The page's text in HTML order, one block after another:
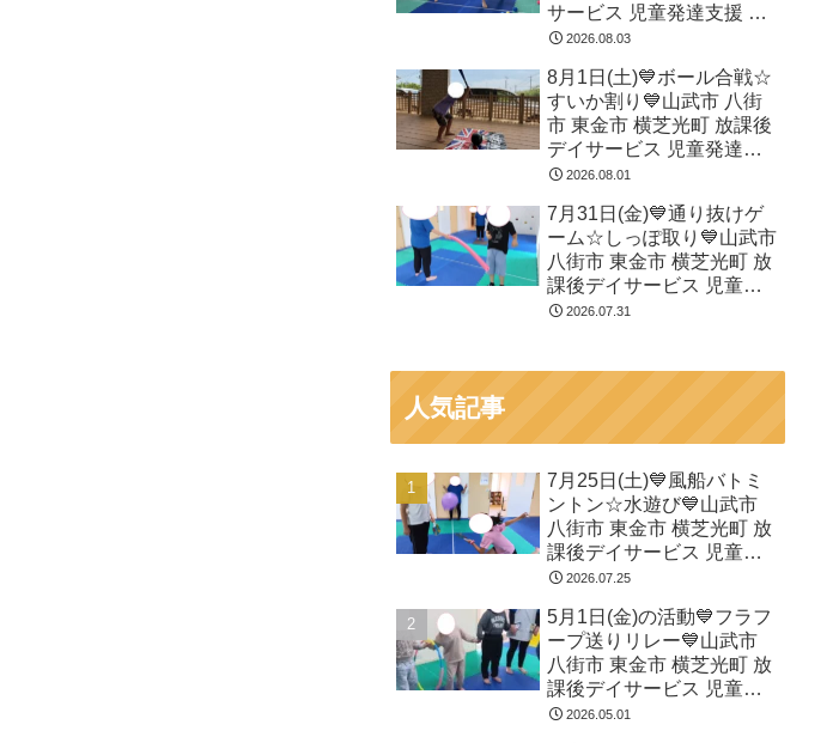
サービス 児童発達支援 運
動療育
2026.08.03
8月1日(土)💙ボール合戦☆
すいか割り💙山武市 八街
市 東金市 横芝光町 放課後
デイサービス 児童発達支
援 運動療育
2026.08.01
7月31日(金)💙通り抜けゲ
ーム☆しっぽ取り💙山武市
八街市 東金市 横芝光町 放
課後デイサービス 児童発
達支援 運動療育
2026.07.31
人気記事
7月25日(土)💙風船バトミ
ントン☆水遊び💙山武市
八街市 東金市 横芝光町 放
課後デイサービス 児童発
達支援 運動療育
2026.07.25
5月1日(金)の活動💙フラフ
ープ送りリレー💙山武市
八街市 東金市 横芝光町 放
課後デイサービス 児童発
達支援 運動療育
2026.05.01